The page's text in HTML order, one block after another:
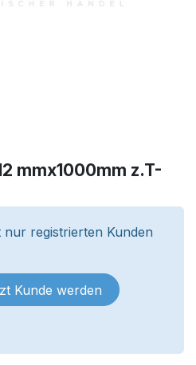
mmx1000mm z.T-
registrierten Kunden
Kunde werden